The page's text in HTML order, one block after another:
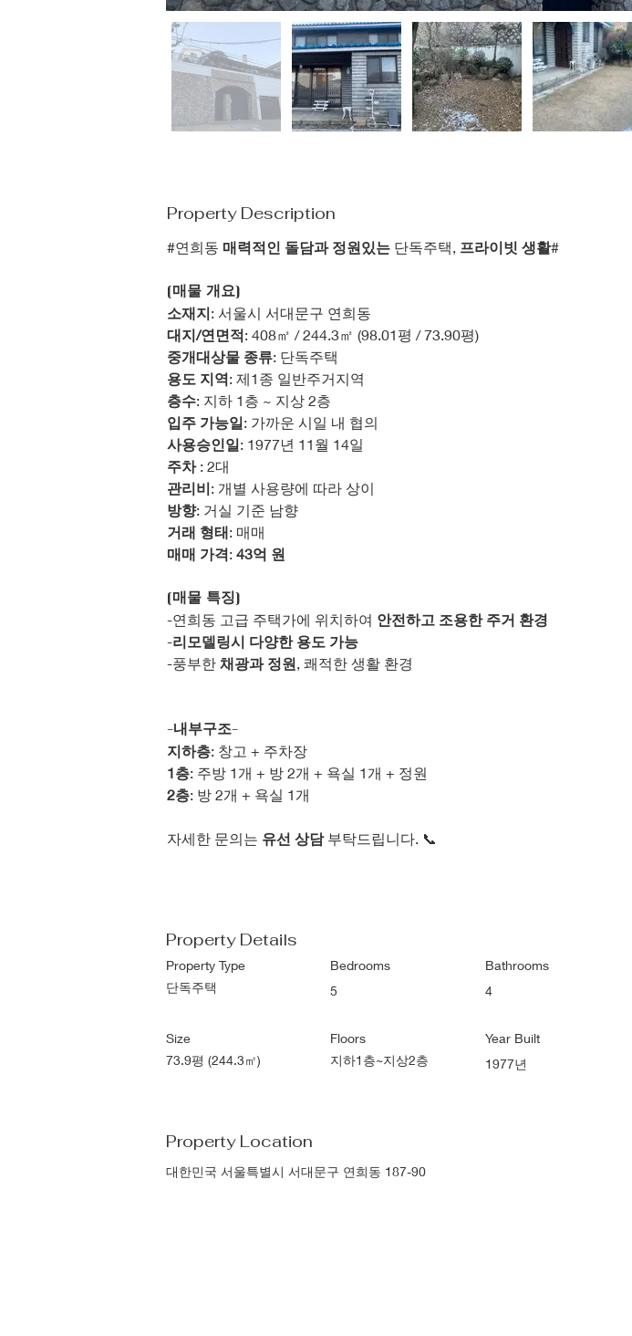
Property Description
#연희동 매력적인 돌담과 정원있는 단독주택, 프라이빗 생활#
[매물 개요]
소재지: 서울시 서대문구 연희동
대지/연면적: 408㎡ / 244.3㎡ (98.01평 / 73.90평)
중개대상물 종류: 단독주택
용도 지역: 제1종 일반주거지역
층수: 지하 1층 ~ 지상 2층
입주 가능일: 가까운 시일 내 협의
사용승인일: 1977년 11월 14일
주차 : 2대
관리비: 개별 사용량에 따라 상이
방향: 거실 기준 남향
거래 형태: 매매
매매 가격: 43억 원
[매물 특징]
-연희동 고급 주택가에 위치하여 안전하고 조용한 주거 환경
-리모델링시 다양한 용도 가능
-풍부한 채광과 정원, 쾌적한 생활 환경
-내부구조-
지하층: 창고 + 주차장
1층: 주방 1개 + 방 2개 + 욕실 1개 + 정원
2층: 방 2개 + 욕실 1개
자세한 문의는 유선 상담 부탁드립니다. 📞
Property Details
Property Type
단독주택
Bedrooms
5
Bathrooms
4
Size
73.9평 (244.3㎡)
Floors
지하1층~지상2층
Year Built
1977년
Property Location
대한민국 서울특별시 서대문구 연희동 187-90